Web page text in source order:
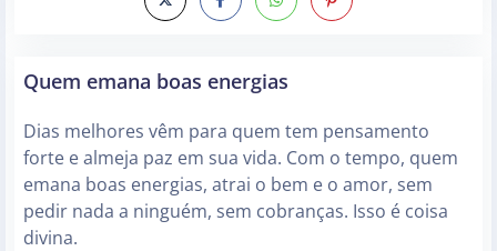
Quem emana boas energias
Dias melhores vêm para quem tem pensamento
forte e almeja paz em sua vida. Com o tempo, quem
emana boas energias, atrai o bem e o amor, sem
pedir nada a ninguém, sem cobranças. Isso é coisa
divina.